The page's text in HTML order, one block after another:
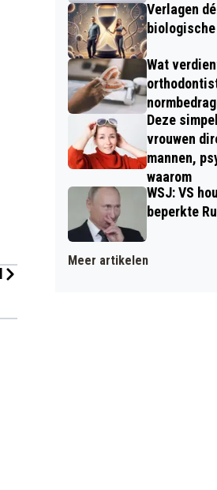
Verlagen
Wat
Deze
vrouwen
mannen,
waarom
WSJ: VS
beperkte
Meer artikelen